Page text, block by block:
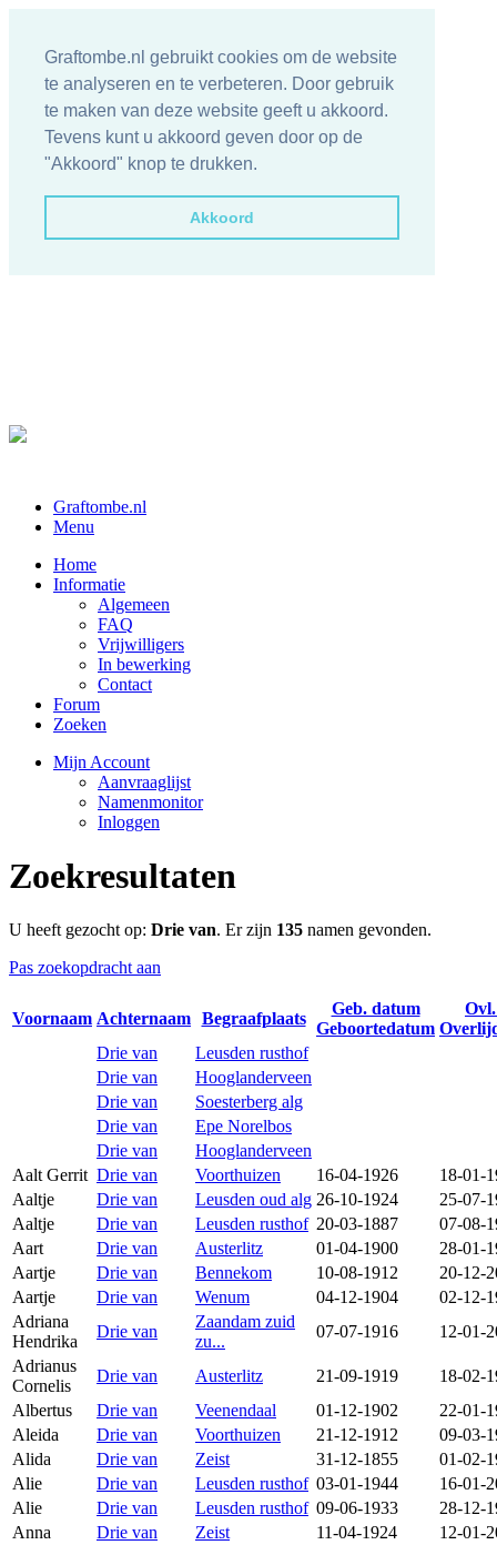
Graftombe.nl gebruikt cookies om de website
te analyseren en te verbeteren. Door gebruik
te maken van deze website geeft u akkoord.
Tevens kunt u akkoord geven door op de
"Akkoord" knop te drukken.
Akkoord
Graftombe.nl
Menu
Home
Informatie
Algemeen
FAQ
Vrijwilligers
In bewerking
Contact
Forum
Zoeken
Mijn Account
Aanvraaglijst
Namenmonitor
Inloggen
Zoekresultaten
U heeft gezocht op: Drie van. Er zijn 135 namen gevonden.
Pas zoekopdracht aan
Voornaam Achternaam Begraafplaats
Geb. datum
Geboortedatum
Drie van
Leusden rusthof
Drie van
Hooglanderveen
Drie van
Soesterberg alg
Drie van
Epe Norelbos
Drie van
Hooglanderveen
Aalt Gerrit Drie van Voorthuizen 16-04-1926
18-01-
Aaltje
Drie van Leusden oud alg 26-10-1924
25-07-
Aaltje
Drie van Leusden rusthof 20-03-1887
07-08-
Aart
Drie van Austerlitz 01-04-1900
28-01-
Aartje
Drie van Bennekom 10-08-1912
20-12-
Aartje
Drie van Wenum 04-12-1904
02-12-
Adriana
Hendrika
Drie van
Zaandam zuid
zu...
07-07-1916
12-01-
Adrianus
Cornelis
Drie van Austerlitz 21-09-1919
18-02-
Albertus
Drie van Veenendaal 01-12-1902
22-01-
Aleida
Drie van Voorthuizen 21-12-1912
09-03-
Alida
Drie van Zeist 31-12-1855
01-02-
Alie
Drie van Leusden rusthof 03-01-1944
16-01-
Alie
Drie van Leusden rusthof 09-06-1933
28-12-
Anna
Drie van Zeist 11-04-1924
12-01-